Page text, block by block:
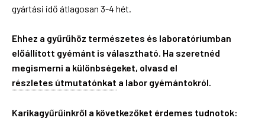
gyártási idő átlagosan 3-4 hét.
Ehhez a gyűrűhöz természetes és laboratóriumban
előállított gyémánt is választható. Ha szeretnéd
megismerni a különbségeket, olvasd el
részletes útmutatónkat a labor gyémántokról.
Karikagyűrűinkről a következőket érdemes tudnotok: